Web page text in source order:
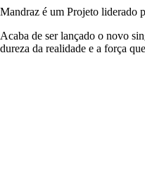
Mandraz é um Projeto liderado
Acaba de ser lançado o novo
dureza da realidade e a força